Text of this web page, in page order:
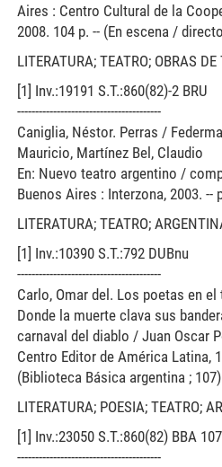
Aires : Centro Cultural de la
2008. 104 p. -- (En escena /
LITERATURA; TEATRO; OBRAS
[1] Inv.:19191 S.T.:860(82)-2 BRU
----------------------------------------
Caniglia, Néstor. Perras /
Mauricio, Martínez Bel, Claudio
En: Nuevo teatro argentino /
Buenos Aires : Interzona, 2003. --
LITERATURA; TEATRO;
[1] Inv.:10390 S.T.:792 DUBnu
----------------------------------------
Carlo, Omar del. Los poetas en
Donde la muerte clava sus
carnaval del diablo / Juan Oscar
Centro Editor de América Latina,
(Biblioteca Básica argentina ; 107)
LITERATURA; POESIA; TEATRO;
[1] Inv.:23050 S.T.:860(82) BBA 107
----------------------------------------